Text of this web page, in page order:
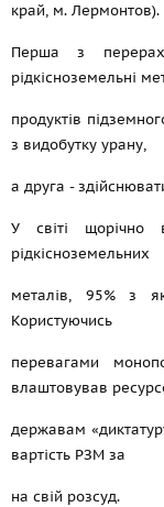
край, м. Лермонтов).
Перша з
рідкісноземельні
продуктів
з видобутку урану,
а друга -
У світі щорічно
рідкісноземельних
металів, 95% з
Користуючись
перевагами
влаштовував
державам
вартість РЗМ за
на свій розсуд.